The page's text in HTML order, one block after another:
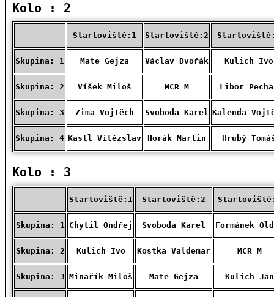
Kolo : 2
Startoviště:1 Startoviště:2
Skupina: 1 Mate Gejza Václav Dvořák Kulich Ivo
Skupina: 2 Víšek Miloš MCR M Libor
Skupina: 3 Zima Vojtěch Svoboda Karel Kalenda
Skupina: 4 Kastl Vítězslav Horák Martin Hrubý
Kolo : 3
Startoviště:1 Startoviště:2
Skupina: 1 Chytil Ondřej Svoboda Karel Formánek
Skupina: 2 Kulich Ivo Kostka Valdemar MCR M
Skupina: 3 Minařík Miloš Mate Gejza Kulich Jan